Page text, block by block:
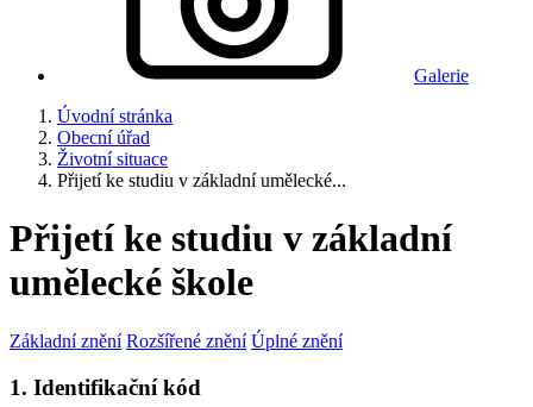
Galerie
Úvodní stránka
Obecní úřad
Životní situace
Přijetí ke studiu v základní umělecké...
Přijetí ke studiu v základní
umělecké škole
Základní znění Rozšířené znění Úplné znění
1. Identifikační kód